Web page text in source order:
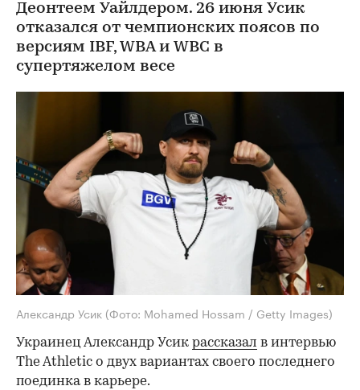
Деонтеем Уайлдером. 26 июня Усик
отказался от чемпионских поясов по
версиям IBF, WBA и WBC в
супертяжелом весе
Александр Усик (Фото: Mohamed Hossam / Getty Images)
Украинец Александр Усик рассказал в интервью
The Athletic о двух вариантах своего последнего
поединка в карьере.